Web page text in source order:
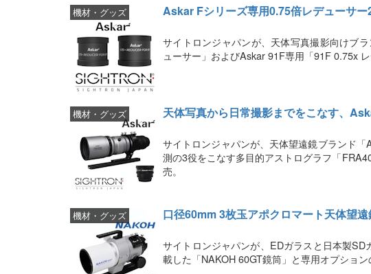
Askar Fシリーズ専用0.75倍レデューサ
機材・グッズ
サイトロンジャパンが、天体写真撮影向けブ
ューサー」およびAskar 91F専用「91F 0.75x レ
天体写真から日常撮影までをこなす、
機材・グッズ
サイトロンジャパンが、天体望遠鏡ブランド
測の3役をこなす多目的アストログラフ「
売。
口径60mm 3枚玉アポクロマート天体望
機材・グッズ
サイトロンジャパンが、EDガラスと日本製
載した「NAKOH 60GT鏡筒」と専用オプショ